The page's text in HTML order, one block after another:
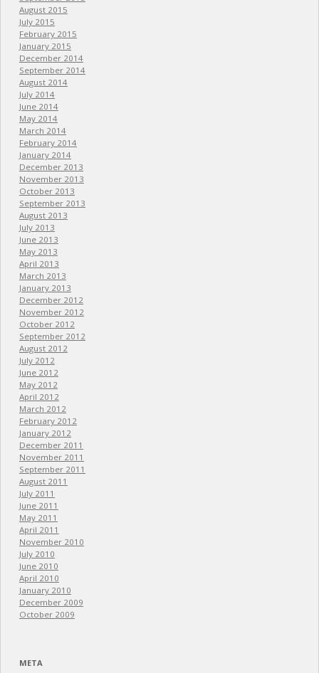
August 2015
July 2015
February 2015
January 2015
December 2014
September 2014
August 2014
July 2014
June 2014
May 2014
March 2014
February 2014
January 2014
December 2013
November 2013
October 2013
September 2013
August 2013
July 2013
June 2013
May 2013
April 2013
March 2013
January 2013
December 2012
November 2012
October 2012
September 2012
August 2012
July 2012
June 2012
May 2012
April 2012
March 2012
February 2012
January 2012
December 2011
November 2011
September 2011
August 2011
July 2011
June 2011
May 2011
April 2011
November 2010
July 2010
June 2010
April 2010
January 2010
December 2009
October 2009
META